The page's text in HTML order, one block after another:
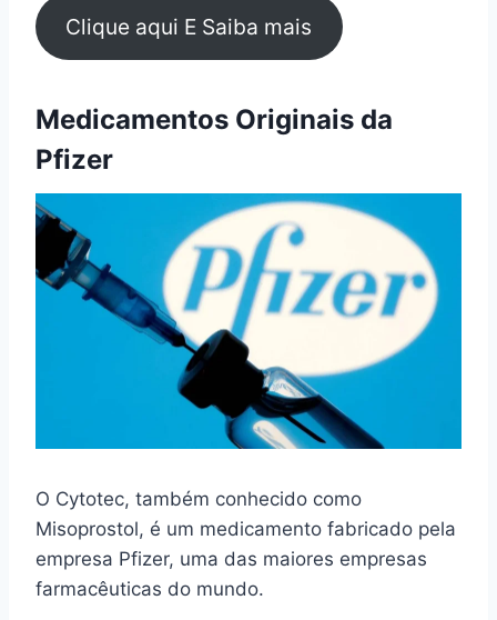
Clique aqui E Saiba mais
Medicamentos Originais da
Pfizer
O Cytotec, também conhecido como
Misoprostol, é um medicamento fabricado pela
empresa Pfizer, uma das maiores empresas
farmacêuticas do mundo.